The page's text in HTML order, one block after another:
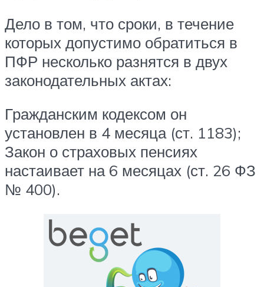
Дело в том, что сроки, в течение
которых допустимо обратиться в
ПФР несколько разнятся в двух
законодательных актах:
Гражданским кодексом он
установлен в 4 месяца (ст. 1183);
Закон о страховых пенсиях
настаивает на 6 месяцах (ст. 26 ФЗ
№ 400).